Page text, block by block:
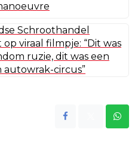
Schroothandel
viraal filmpje: “Dit was
ruzie, dit was een
autowrak-circus”